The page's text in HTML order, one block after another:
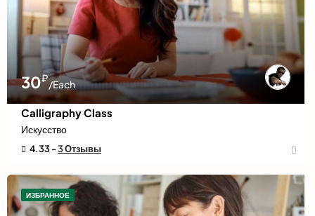
30₽/Each
Calligraphy Class
Искусство
4.33 -3 Отзывы
ИЗБРАННОЕ